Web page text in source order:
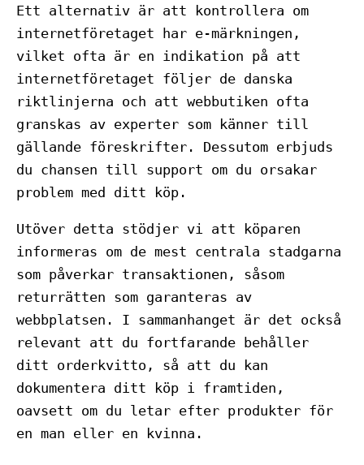
Ett alternativ är att kontrollera om
internetföretaget har e-märkningen,
vilket ofta är en indikation på att
internetföretaget följer de danska
riktlinjerna och att webbutiken ofta
granskas av experter som känner till
gällande föreskrifter. Dessutom erbjuds
du chansen till support om du orsakar
problem med ditt köp.
Utöver detta stödjer vi att köparen
informeras om de mest centrala stadgarna
som påverkar transaktionen, såsom
returrätten som garanteras av
webbplatsen. I sammanhanget är det också
relevant att du fortfarande behåller
ditt orderkvitto, så att du kan
dokumentera ditt köp i framtiden,
oavsett om du letar efter produkter för
en man eller en kvinna.